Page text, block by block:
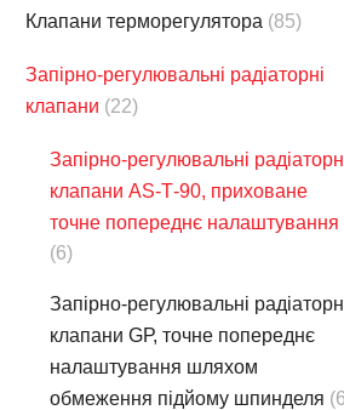
Клапани терморегулятора (85)
Запірно-регулювальні радіаторні
клапани (22)
Запірно-регулювальні
клапани АS-Т-90, приховане
точне попереднє налаштування
(6)
Запірно-регулювальні
клапани GР, точне попереднє
налаштування шляхом
обмеження підйому шпинделя